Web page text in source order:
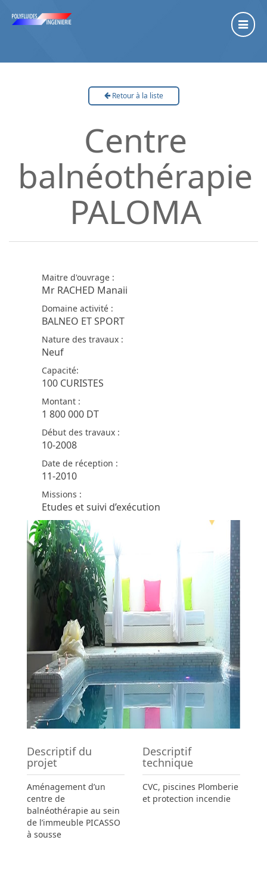
Retour à la liste
Centre
balnéothérapie
PALOMA
Maitre d'ouvrage :
Mr RACHED Manaii
Domaine activité :
BALNEO ET SPORT
Nature des travaux :
Neuf
Capacité:
100 CURISTES
Montant :
1 800 000 DT
Début des travaux :
10-2008
Date de réception :
11-2010
Missions :
Etudes et suivi d’exécution
Descriptif du
projet
Aménagement d’un
centre de
balnéothérapie au sein
de l’immeuble PICASSO
à sousse
Descriptif
technique
CVC, piscines Plomberie
et protection incendie